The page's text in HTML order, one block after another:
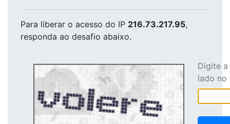
Para liberar o acesso do IP 216.73.217.95,
responda ao desafio abaixo.
Digite
lado no